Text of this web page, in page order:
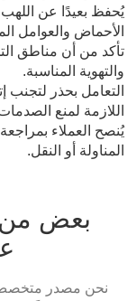
يُحفظ بعيدًا عن
الأحماض والعوامل
تأكد من أن مناطق
والتهوية المناسبة.
التعامل بحذر لتجنب
اللازمة لمنع الصدمات
المناولة أو النقل.
بعض من
نحن مصدر متخصص